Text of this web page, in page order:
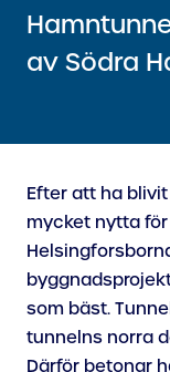
av Södra
Efter att ha
mycket nytta
som bäst.
tunnelns norra
Därför betonar